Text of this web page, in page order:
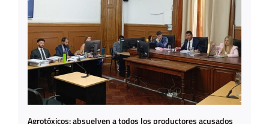
Agrotóxicos: absuelven a todos los productores acusados